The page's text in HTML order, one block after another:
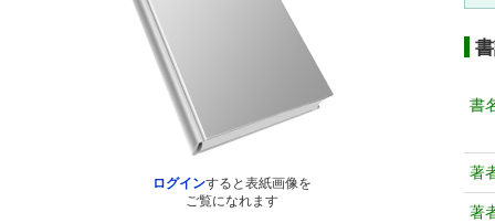
ログインすると表紙画像を
ご覧になれます
書
著
著